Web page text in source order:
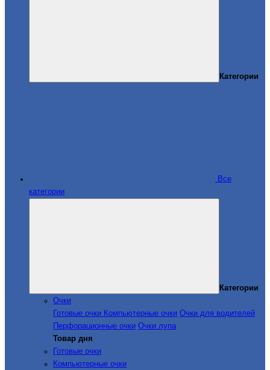
Категории
Все
категории
Категории
Очки
Готовые очки Компьютерные очки Очки для водителей
Перфорационные очки Очки лупа
Товар дня
Готовые очки
Компьютерные очки